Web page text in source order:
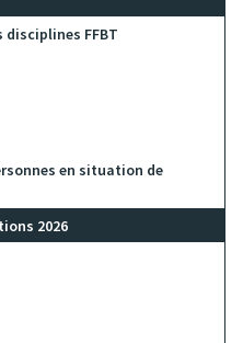
FFBT
en situation de
2026